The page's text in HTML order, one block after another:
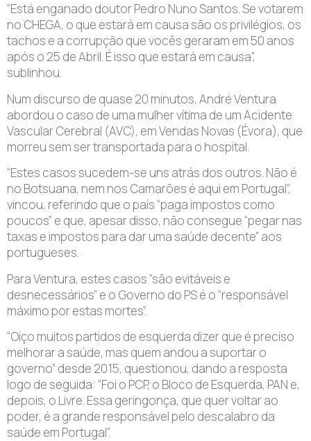
“Está enganado doutor Pedro Nuno Santos. Se votarem
no CHEGA, o que estará em causa são os privilégios, os
tachos e a corrupção que vocês geraram em 50 anos
após o 25 de Abril. É isso que estará em causa”,
sublinhou.
Num discurso de quase 20 minutos, André Ventura
abordou o caso de uma mulher vítima de um Acidente
Vascular Cerebral (AVC), em Vendas Novas (Évora), que
morreu sem ser transportada para o hospital.
“Estes casos sucedem-se uns atrás dos outros. Não é
no Botsuana, nem nos Camarões é aqui em Portugal”,
vincou, referindo que o país “paga impostos como
poucos” e que, apesar disso, não consegue “pegar nas
taxas e impostos para dar uma saúde decente” aos
portugueses.
Para Ventura, estes casos “são evitáveis e
desnecessários” e o Governo do PS é o “responsável
máximo por estas mortes”.
“Oiço muitos partidos de esquerda dizer que é preciso
melhorar a saúde, mas quem andou a suportar o
governo” desde 2015, questionou, dando a resposta
logo de seguida: “Foi o PCP, o Bloco de Esquerda, PAN e,
depois, o Livre. Essa geringonça, que quer voltar ao
poder, é a grande responsável pelo descalabro da
saúde em Portugal”.